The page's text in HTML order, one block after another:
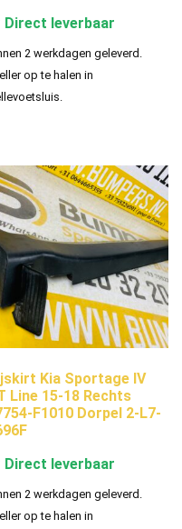
Direct leverbaar
2 werkdagen geleverd.
op te halen in
Kia Sportage IV
Line 15-18 Rechts
F1010 Dorpel 2-L7-
Direct leverbaar
2 werkdagen geleverd.
op te halen in